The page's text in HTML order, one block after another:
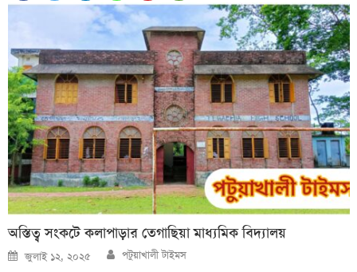
অস্তিত্ব সংকটে কলাপাড়ার তেগাছিয়া মাধ্যমিক বিদ্যালয়
Posted
on
জুলাই ১২, ২০২৫ Author
পটুয়াখালী টাইমস